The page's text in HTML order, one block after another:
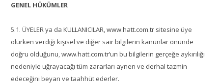
GENEL HÜKÜMLER
5.1. ÜYELER ya da KULLANICILAR, www.hatt.com.tr sitesine üye
olurken verdiği kişisel ve diğer sair bilgilerin kanunlar önünde
doğru olduğunu, www.hatt.com.tr’un bu bilgilerin gerçeğe aykırılığı
nedeniyle uğrayacağı tüm zararları aynen ve derhal tazmin
edeceğini beyan ve taahhüt ederler.